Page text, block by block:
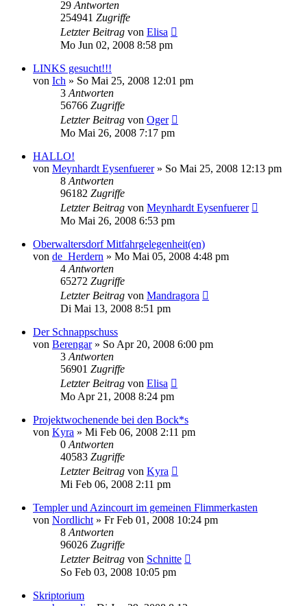
29 Antworten
254941 Zugriffe
Letzter Beitrag von Elisa
Mo Jun 02, 2008 8:58 pm
LINKS gesucht!!!
von Ich » So Mai 25, 2008 12:01 pm
3 Antworten
56766 Zugriffe
Letzter Beitrag von Oger
Mo Mai 26, 2008 7:17 pm
HALLO!
von Meynhardt Eysenfuerer» So Mai 25, 2008 12:13 pm
8 Antworten
96182 Zugriffe
Letzter Beitrag von Meynhardt Eysenfuerer
Mo Mai 26, 2008 6:53 pm
Oberwaltersdorf Mitfahrgelegenheit(en)
von de_Herdern » Mo Mai 05, 2008 4:48 pm
4 Antworten
65272 Zugriffe
Letzter Beitrag von Mandragora
Di Mai 13, 2008 8:51 pm
Der Schnappschuss
von Berengar» So Apr 20, 2008 6:00 pm
3 Antworten
56901 Zugriffe
Letzter Beitrag von Elisa
Mo Apr 21, 2008 8:24 pm
Projektwochenende bei den Bock*s
von Kyra » Mi Feb 06, 2008 2:11 pm
0 Antworten
40583 Zugriffe
Letzter Beitrag von Kyra
Mi Feb 06, 2008 2:11 pm
Templer und Azincourt im gemeinen Flimmerkasten
von Nordlicht » Fr Feb 01, 2008 10:24 pm
8 Antworten
96026 Zugriffe
Letzter Beitrag von Schnitte
So Feb 03, 2008 10:05 pm
Skriptorium